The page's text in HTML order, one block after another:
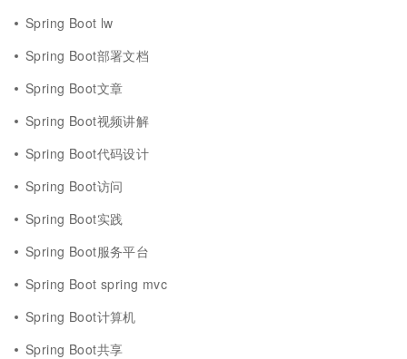
Spring Boot lw
Spring Boot部署文档
Spring Boot文章
Spring Boot视频讲解
Spring Boot代码设计
Spring Boot访问
Spring Boot实践
Spring Boot服务平台
Spring Boot spring mvc
Spring Boot计算机
Spring Boot共享